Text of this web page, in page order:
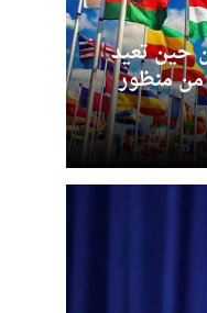
حين تعيد
من منظور